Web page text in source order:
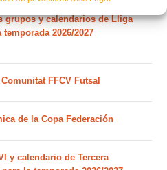
grupos y calendarios de Lliga
2026/2027
FFCV Futsal
de la Copa Federación
y calendario de Tercera